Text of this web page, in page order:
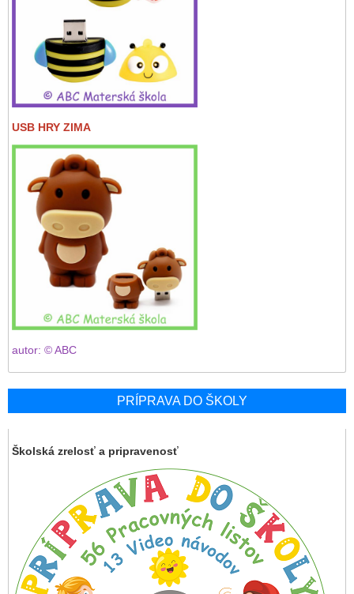
USB HRY ZIMA
autor: © ABC
PRÍPRAVA DO ŠKOLY
Školská zrelosť a pripravenosť